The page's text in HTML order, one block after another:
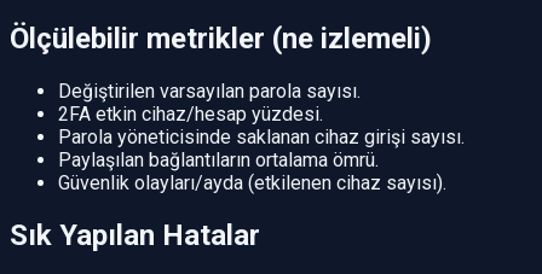
Ölçülebilir metrikler (ne izlemeli)
Değiştirilen varsayılan parola sayısı.
2FA etkin cihaz/hesap yüzdesi.
Parola yöneticisinde saklanan cihaz girişi sayısı.
Paylaşılan bağlantıların ortalama ömrü.
Güvenlik olayları/ayda (etkilenen cihaz sayısı).
Sık Yapılan Hatalar